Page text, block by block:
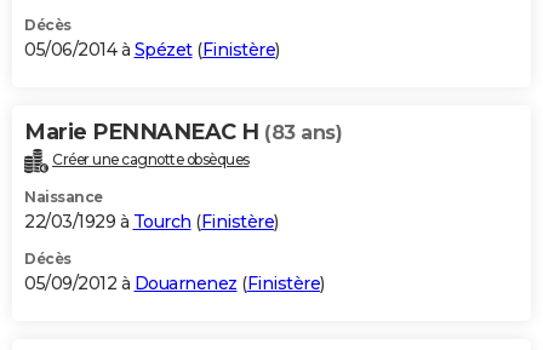
Décès
05/06/2014 à Spézet(Finistère)
Marie PENNANEAC H (83 ans)
Créer une cagnotte obsèques
Naissance
22/03/1929 à Tourch (Finistère)
Décès
05/09/2012 à Douarnenez (Finistère)